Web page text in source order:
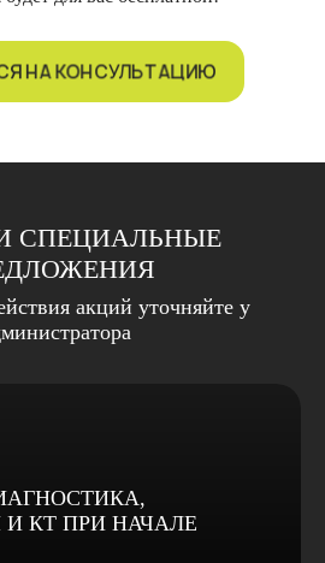
НА КОНСУЛЬТАЦИЮ
СПЕЦИАЛЬНЫЕ
акций уточняйте у
КТ ПРИ НАЧАЛЕ